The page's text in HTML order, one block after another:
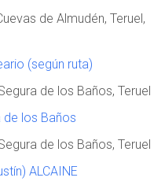
de Almudén, Teruel,
(según ruta)
de los Baños, Teruel
de los Baños
de los Baños, Teruel
ALCAINE